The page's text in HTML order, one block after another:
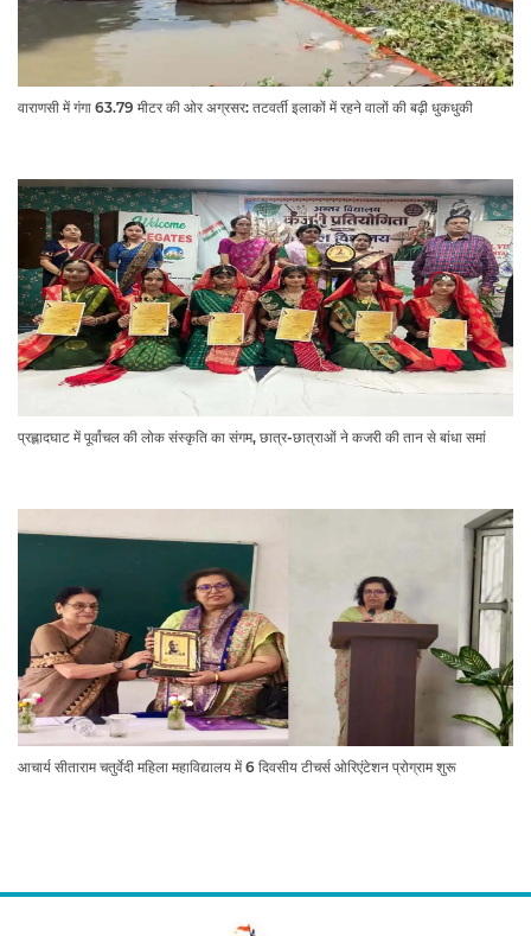
वाराणसी में गंगा 63.79 मीटर की ओर अग्रसर: तटवर्ती इलाकों में रहने वालों की बढ़ी धुकधुकी
प्रह्लादघाट में पूर्वांचल की लोक संस्कृति का संगम, छात्र-छात्राओं ने कजरी की तान से बांधा समां
आचार्य सीताराम चतुर्वेदी महिला महाविद्यालय में 6 दिवसीय टीचर्स ओरिएंटेशन प्रोग्राम शुरू